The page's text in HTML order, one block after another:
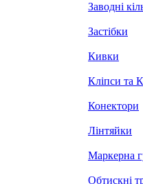
Заводні
Застібки
Кивки
Кліпси та
Конектори
Лінтяйки
Маркерна
Обтискні